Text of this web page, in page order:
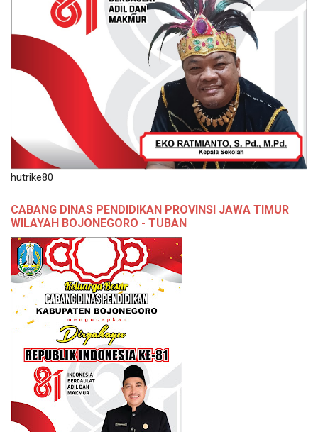
hutrike80
CABANG DINAS PENDIDIKAN PROVINSI JAWA TIMUR
WILAYAH BOJONEGORO - TUBAN